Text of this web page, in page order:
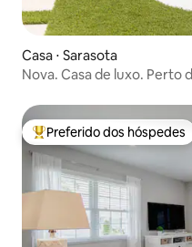
Casa ⋅ Sarasota
Nova. Casa de luxo. Perto
Entre os melhores
Preferido dos hóspedes